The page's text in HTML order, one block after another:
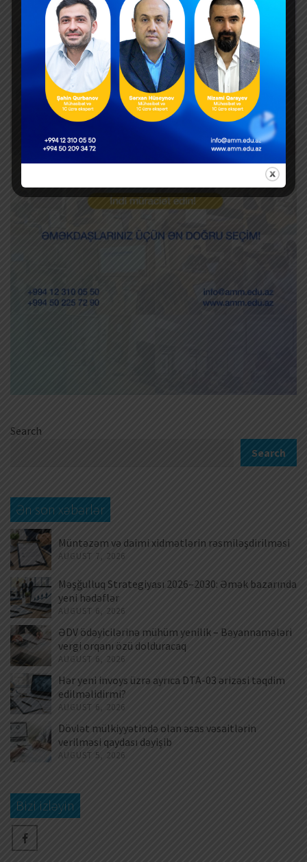
Search
Search
Ən son xəbərlər
Müntəzəm və daimi xidmətlərin rəsmiləşdirilməsi
AUGUST 7, 2026
Məşğulluq Strategiyası 2026–2030: Əmək bazarında
yeni hədəflər
AUGUST 6, 2026
ƏDV ödəyicilərinə mühüm yenilik – Bəyannamələri
vergi orqanı özü dolduracaq
AUGUST 6, 2026
Hər yeni invoys üzrə ayrıca DTA-03 ərizəsi təqdim
edilməlidirmi?
AUGUST 6, 2026
Dövlət mülkiyyətində olan əsas vəsaitlərin
verilməsi qaydası dəyişib
AUGUST 5, 2026
Bizi izləyin